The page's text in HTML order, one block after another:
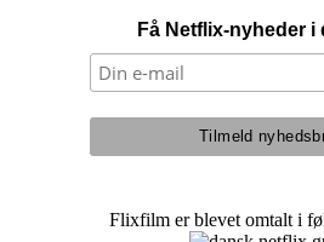
Få Netflix-nyheder i
Flixfilm er blevet omtalt i